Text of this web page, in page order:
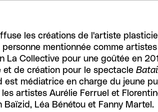
les créations de l'artiste
mentionnée comme artistes
La Collective pour une goûtée en
et de création pour le spectacle
médiatrice en charge du jeune
artistes Aurélie Ferruel et
Léa Bénétou et Fanny Martel.